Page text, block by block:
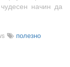
начин да
полезно